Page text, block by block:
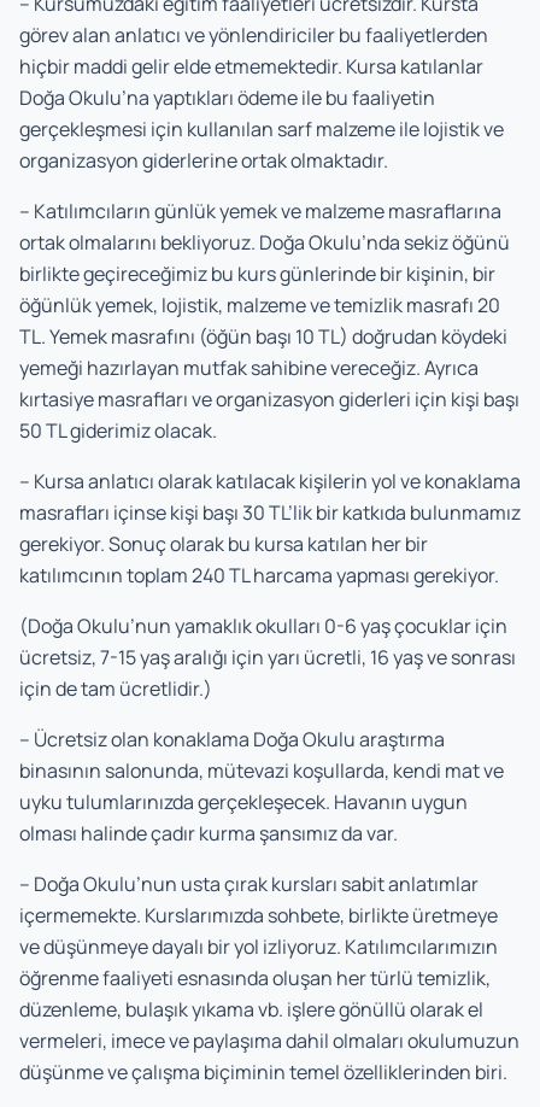
görev alan anlatıcı ve yönlendiriciler bu faaliyetlerden
hiçbir maddi gelir elde etmemektedir. Kursa katılanlar
Doğa Okulu’na yaptıkları ödeme ile bu faaliyetin
gerçekleşmesi için kullanılan sarf malzeme ile lojistik ve
organizasyon giderlerine ortak olmaktadır.
– Katılımcıların günlük yemek ve malzeme masraflarına
ortak olmalarını bekliyoruz. Doğa Okulu’nda sekiz öğünü
birlikte geçireceğimiz bu kurs günlerinde bir kişinin, bir
öğünlük yemek, lojistik, malzeme ve temizlik masrafı 20
TL. Yemek masrafını (öğün başı 10 TL) doğrudan köydeki
yemeği hazırlayan mutfak sahibine vereceğiz. Ayrıca
kırtasiye masrafları ve organizasyon giderleri için kişi başı
50 TL giderimiz olacak.
– Kursa anlatıcı olarak katılacak kişilerin yol ve konaklama
masrafları içinse kişi başı 30 TL’lik bir katkıda bulunmamız
gerekiyor. Sonuç olarak bu kursa katılan her bir
katılımcının toplam 240 TL harcama yapması gerekiyor.
(Doğa Okulu’nun yamaklık okulları 0-6 yaş çocuklar için
ücretsiz, 7-15 yaş aralığı için yarı ücretli, 16 yaş ve sonrası
için de tam ücretlidir.)
– Ücretsiz olan konaklama Doğa Okulu araştırma
binasının salonunda, mütevazi koşullarda, kendi mat ve
uyku tulumlarınızda gerçekleşecek. Havanın uygun
olması halinde çadır kurma şansımız da var.
– Doğa Okulu’nun usta çırak kursları sabit anlatımlar
içermemekte. Kurslarımızda sohbete, birlikte üretmeye
ve düşünmeye dayalı bir yol izliyoruz. Katılımcılarımızın
öğrenme faaliyeti esnasında oluşan her türlü temizlik,
düzenleme, bulaşık yıkama vb. işlere gönüllü olarak el
vermeleri, imece ve paylaşıma dahil olmaları okulumuzun
düşünme ve çalışma biçiminin temel özelliklerinden biri.